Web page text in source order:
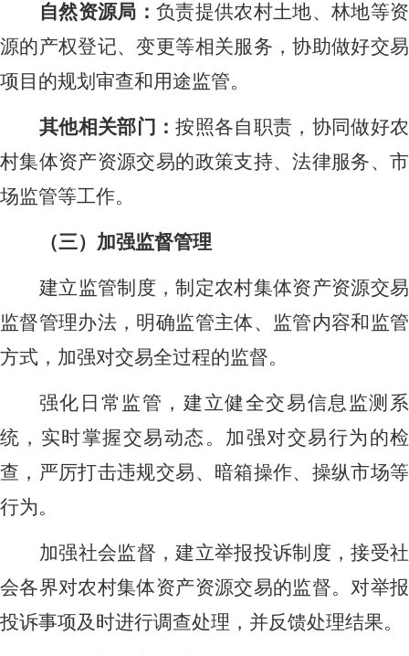
自然资源局： 负责提供农村土地、林地等资
源的产权登记、变更等相关服务，协助做好交易
项目的规划审查和用途监管。
其他相关部门：按照各自职责，协同做好农
村集体资产资源交易的政策支持、法律服务、市
场监管等工作。
（三）加强监督管理
建立监管制度，制定农村集体资产资源交易
监督管理办法，明确监管主体、监管内容和监管
方式，加强对交易全过程的监督。
强化日常监管，建立健全交易信息监测系
统，实时掌握交易动态。加强对交易行为的检
查，严厉打击违规交易、暗箱操作、操纵市场等
行为。
加强社会监督，建立举报投诉制度，接受社
会各界对农村集体资产资源交易的监督。对举报
投诉事项及时进行调查处理，并反馈处理结果。